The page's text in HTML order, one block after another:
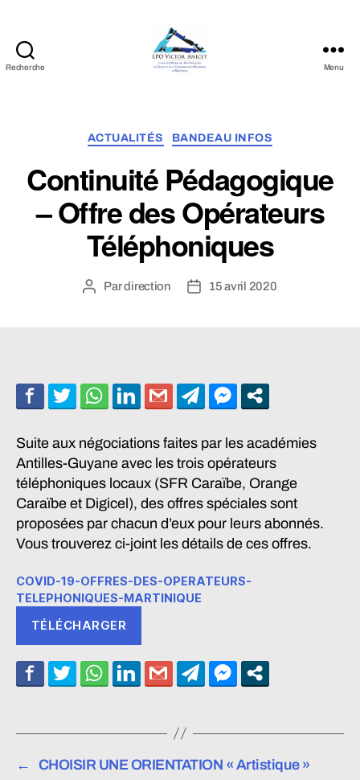
Recherche Menu
Catégories
ACTUALITÉS BANDEAU INFOS
Continuité Pédagogique
– Offre des Opérateurs
Téléphoniques
Auteur
Pardirection
Date15 avril 2020
Suite aux négociations faites par les académies
Antilles-Guyane avec les trois opérateurs
téléphoniques locaux (SFR Caraïbe, Orange
Caraïbe et Digicel), des offres spéciales sont
proposées par chacun d’eux pour leurs abonnés.
Vous trouverez ci-joint les détails de ces offres.
COVID-19-OFFRES-DES-OPERATEURS-
TELEPHONIQUES-MARTINIQUE
TÉLÉCHARGER
←
CHOISIR UNE ORIENTATION « Artistique »